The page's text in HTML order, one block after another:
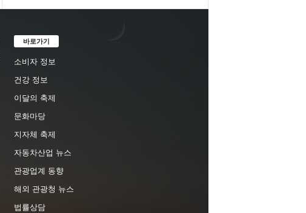
바로가기
소비자 정보
건강 정보
이달의 축제
문화마당
지자체 축제
자동차산업 뉴스
관광업계 동향
해외 관광청 뉴스
법률상담